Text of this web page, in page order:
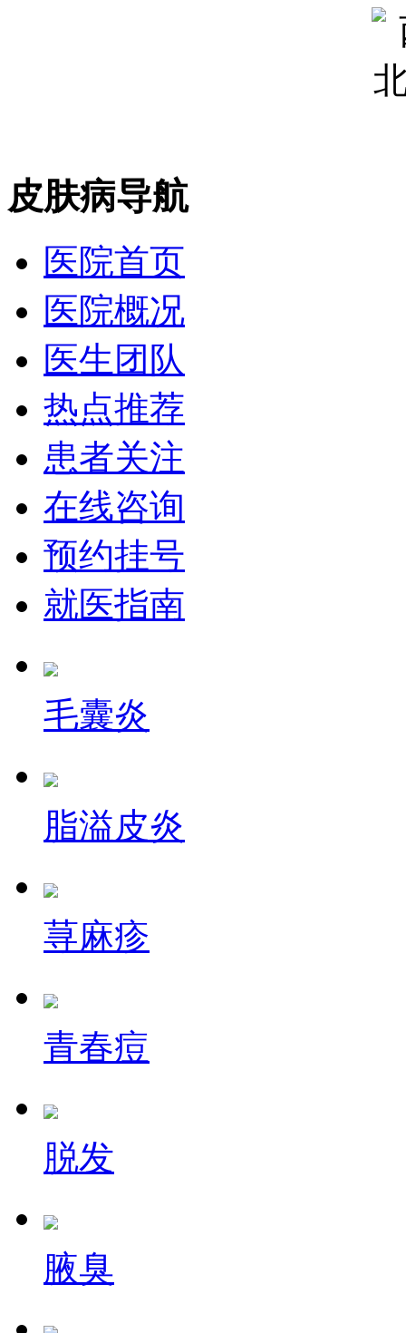
皮肤病导航
医院首页
医院概况
医生团队
热点推荐
患者关注
在线咨询
预约挂号
就医指南
毛囊炎
脂溢皮炎
荨麻疹
青春痘
脱发
腋臭